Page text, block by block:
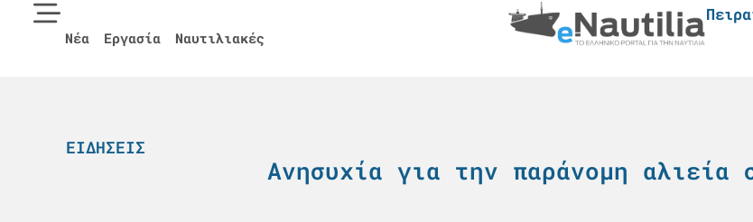
Νέα Εργασία Ναυτιλιακές
ΕΙΔΉΣΕΙΣ
Aνησυχία για την παράνομη αλιεία